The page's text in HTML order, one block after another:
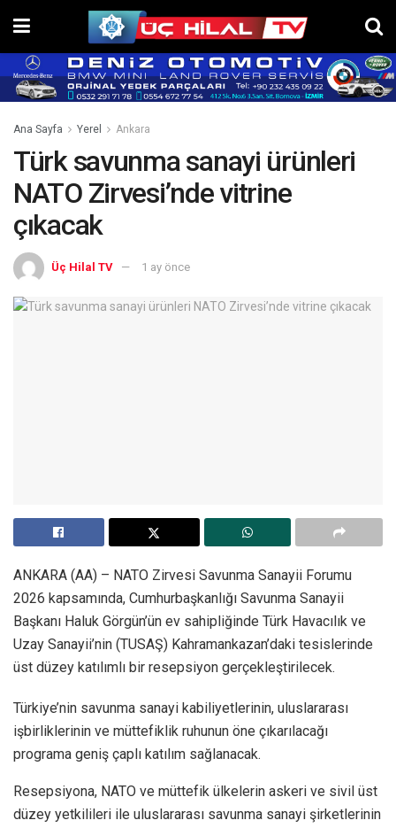
Ana Sayfa Yerel Ankara
Türk savunma sanayi ürünleri
NATO Zirvesi’nde vitrine
çıkacak
Üç Hilal TV 1 ay önce
ANKARA (AA) – NATO Zirvesi Savunma Sanayii Forumu
2026 kapsamında, Cumhurbaşkanlığı Savunma Sanayii
Başkanı Haluk Görgün’ün ev sahipliğinde Türk Havacılık ve
Uzay Sanayii’nin (TUSAŞ) Kahramankazan’daki tesislerinde
üst düzey katılımlı bir resepsiyon gerçekleştirilecek.
Türkiye’nin savunma sanayi kabiliyetlerinin, uluslararası
işbirliklerinin ve müttefiklik ruhunun öne çıkarılacağı
programa geniş çaplı katılım sağlanacak.
Resepsiyona, NATO ve müttefik ülkelerin askeri ve sivil üst
düzey yetkilileri ile uluslararası savunma sanayi şirketlerinin